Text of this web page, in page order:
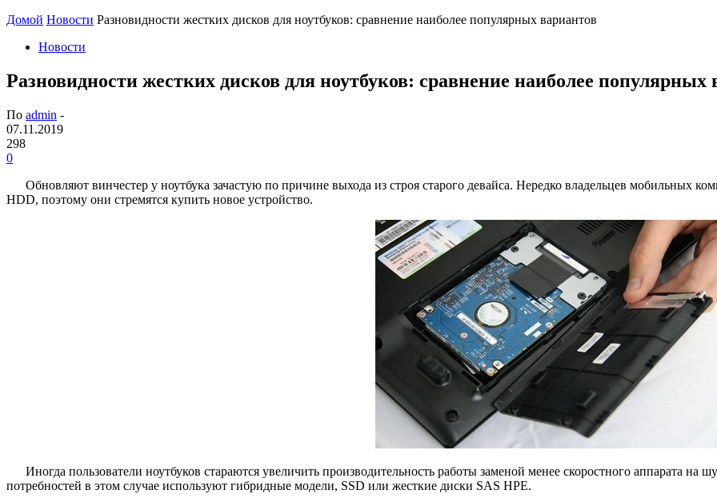
Домой Новости Разновидности жестких дисков для ноутбуков: сравнение наиболее популярных вариантов
Новости
Разновидности жестких дисков для ноутбуков: сравнение наиболее популярных
По admin -
07.11.2019
298
0
Обновляют винчестер у ноутбука зачастую по причине выхода из строя старого девайса. Нередко владельцев мобильных
HDD, поэтому они стремятся купить новое устройство.
Иногда пользователи ноутбуков стараются увеличить производительность работы заменой менее скоростного аппарата на
потребностей в этом случае используют гибридные модели, SSD или жесткие диски SAS HPE.